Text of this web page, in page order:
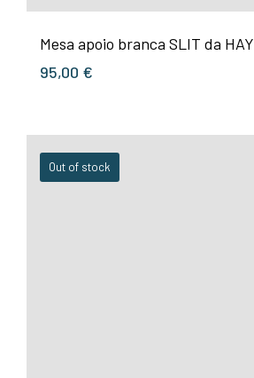
Mesa apoio branca SLIT da HAY
95,00 €
Out of stock